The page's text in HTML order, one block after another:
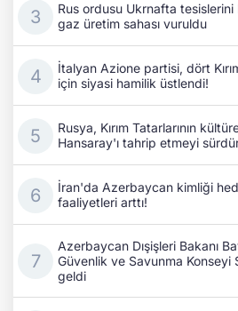
Rus ordusu Ukrnafta
gaz üretim sahası vuruldu
İtalyan Azione partisi, dört
için siyasi hamilik üstlendi!
Rusya, Kırım Tatarlarının
Hansaray'ı tahrip etmeyi
İran'da Azerbaycan kimliği
faaliyetleri arttı!
Azerbaycan Dışişleri Bakanı
Güvenlik ve Savunma Konseyi
geldi